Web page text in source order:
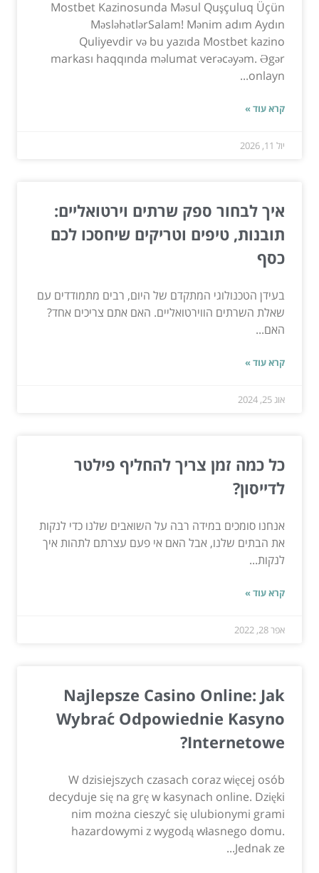
Mostbet Kazinosunda Məsul Quşçuluq Üçün
MəsləhətlərSalam! Mənim adım Aydın
Quliyevdir və bu yazıda Mostbet kazino
markası haqqında məlumat verəcəyəm. Əgər
onlayn...
קרא עוד »
יול 11, 2026
איך לבחור ספק שרתים וירטואליים:
תובנות, טיפים וטריקים שיחסכו לכם
כסף
בעידן הטכנולוגי המתקדם של היום, רבים מתמודדים עם
שאלת השרתים הווירטואליים. האם אתם צריכים אחד?
האם...
קרא עוד »
אוג 25, 2024
כל כמה זמן צריך להחליף פילטר
לדייסון?
אנחנו סומכים במידה רבה על השואבים שלנו כדי לנקות
את הבתים שלנו, אבל האם אי פעם עצרתם לתהות איך
לנקות...
קרא עוד »
אפר 28, 2022
Najlepsze Casino Online: Jak
Wybrać Odpowiednie Kasyno
Internetowe?
W dzisiejszych czasach coraz więcej osób
decyduje się na grę w kasynach online. Dzięki
nim można cieszyć się ulubionymi grami
hazardowymi z wygodą własnego domu.
Jednak ze...